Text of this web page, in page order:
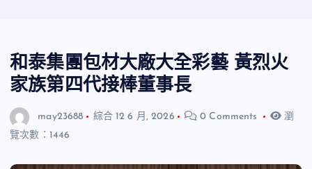
和泰集團包材大廠大全彩藝 黃烈火
家族第四代接棒董事長
may23688 綜合 12 6 月, 2026 0 Comments
瀏
覽次數：1446